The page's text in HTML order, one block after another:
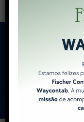
Como a